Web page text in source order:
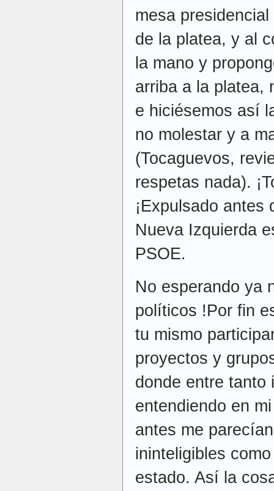
mesa
de la platea, y al
la mano y
arriba a la platea,
e hiciésemos así
no molestar y a
(Tocaguevos,
respetas nada).
¡Expulsado antes
Nueva Izquierda
PSOE.
No esperando ya
políticos !Por fin
tu mismo
proyectos y
donde entre tanto
entendiendo en
antes me
ininteligibles
estado. Así la